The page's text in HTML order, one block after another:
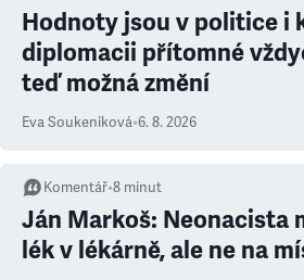
Hodnoty jsou v politice i
diplomacii přítomné
teď možná změní
Eva Soukeníková•6. 8. 2026
Komentář•8 minut
Ján Markoš: Neonacista
lék v lékárně, ale ne na